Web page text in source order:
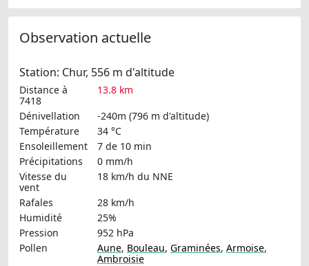
Observation actuelle
Station: Chur, 556 m d'altitude
Distance à
7418
13.8 km
Dénivellation
-240m (796 m d'altitude)
Température
34 °C
Ensoleillement
7 de 10 min
Précipitations
0 mm/h
Vitesse du
vent
18 km/h du NNE
Rafales
28 km/h
Humidité
25%
Pression
952 hPa
Pollen
Aune, Bouleau, Graminées, Armoise,
Ambroisie